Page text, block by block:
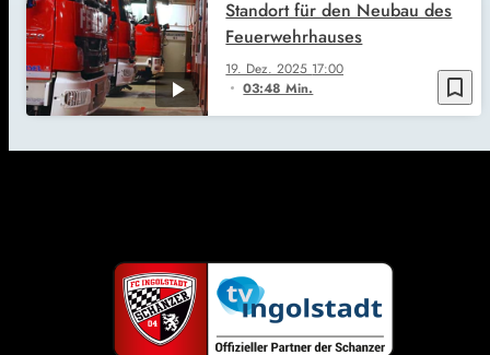
bookmark_border
19. Dez. 2025 17:00
03:48 Min.
Standort für den Neubau des
Feuerwehrhauses